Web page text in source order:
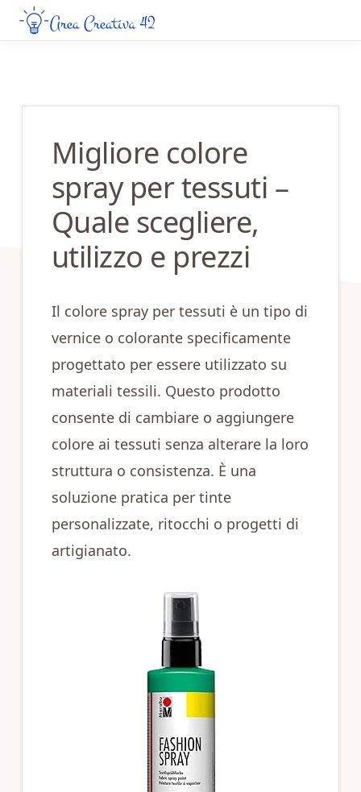
Skip
to
Skip
to
Migliore colore
spray per tessuti –
Quale scegliere,
utilizzo e prezzi
Il colore spray per tessuti è un tipo di
vernice o colorante specificamente
progettato per essere utilizzato su
materiali tessili. Questo prodotto
consente di cambiare o aggiungere
colore ai tessuti senza alterare la loro
struttura o consistenza. È una
soluzione pratica per tinte
personalizzate, ritocchi o progetti di
artigianato.